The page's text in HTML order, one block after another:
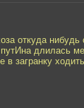
откуда
длилась
в загранку